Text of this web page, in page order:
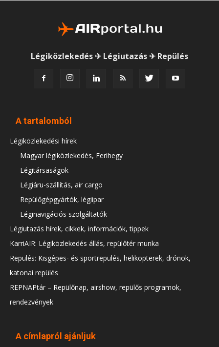
Légiközlekedés ✈ Légiutazás ✈ Repülés
A tartalomból
Légiközlekedési hírek
Magyar légiközlekedés, Ferihegy
Légitársaságok
Légiáru-szállítás, air cargo
Repülőgépgyártók, légiipar
Léginavigációs szolgáltatók
Légiutazás hírek, cikkek, információk, tippek
KarriAIR: Légiközlekedés állás, repülőtér munka
Repülés: Kisgépes- és sportrepülés, helikopterek, drónok,
katonai repülés
REPNAPtár – Repülőnap, airshow, repülős programok,
rendezvények
A címlapról ajánljuk